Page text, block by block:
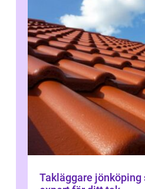
Takläggare jönköping så väljer du rätt